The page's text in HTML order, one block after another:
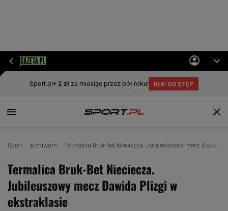
Sport archiwum Termalica Bruk-Bet Nieciecza. Jubileuszowy mecz Dawida
Termalica Bruk-Bet Nieciecza.
Jubileuszowy mecz Dawida Plizgi w
ekstraklasie